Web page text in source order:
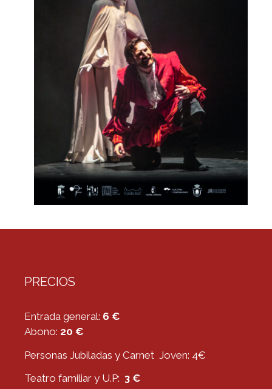
PRECIOS
Entrada general: 6 €
Abono: 20 €
Personas Jubiladas y Carnet Joven: 4€
Teatro familiar y U.P: 3 €